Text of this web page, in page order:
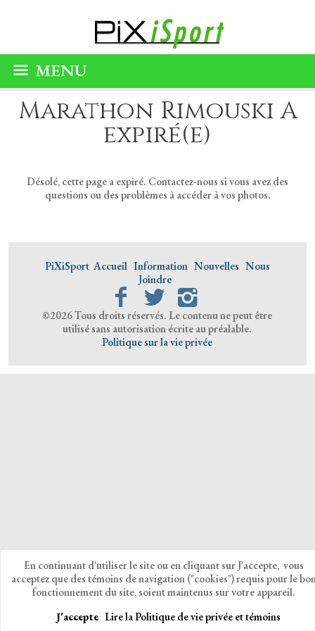
MENU
Marathon Rimouski A
expiré(e)
Désolé, cette page a expiré. Contactez-nous si vous avez des
questions ou des problèmes à accéder à vos photos.
PiXiSport Accueil Information Nouvelles Nous
Joindre
©2026 Tous droits réservés. Le contenu ne peut être
utilisé sans autorisation écrite au préalable.
Politique sur la vie privée
En continuant d'utiliser le site ou en cliquant sur J'accepte, vous
acceptez que des témoins de navigation ("cookies") requis pour le
fonctionnement du site, soient maintenus sur votre appareil.
J'accepte Lire la Politique de vie privée et témoins